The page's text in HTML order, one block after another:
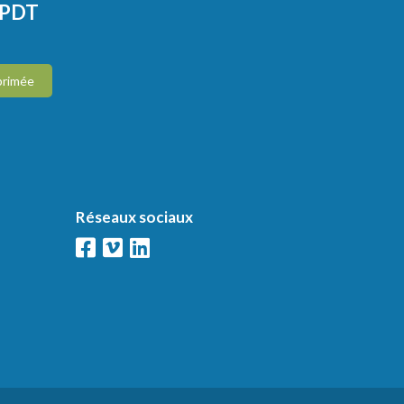
Réseaux sociaux